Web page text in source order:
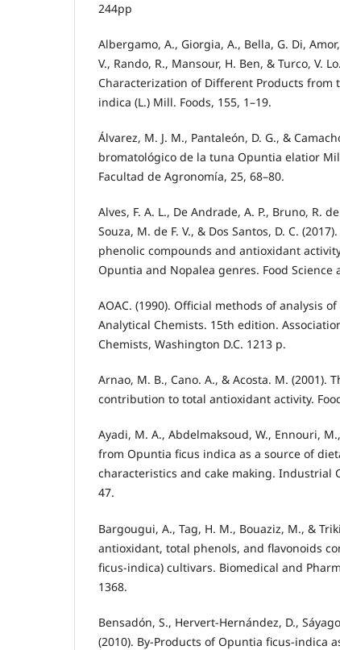
244pp
Albergamo, A., Giorgia, A., Bella, G. Di,
V., Rando, R., Mansour, H. Ben, & Turco, V.
Characterization of Different Products from
indica (L.) Mill. Foods, 155, 1–19.
Álvarez, M. J. M., Pantaleón, D. G., &
bromatológico de la tuna Opuntia elatior
Facultad de Agronomía, 25, 68–80.
Alves, F. A. L., De Andrade, A. P., Bruno, R.
Souza, M. de F. V., & Dos Santos, D. C.
phenolic compounds and antioxidant
Opuntia and Nopalea genres. Food Science
AOAC. (1990). Official methods of analysis
Analytical Chemists. 15th edition.
Chemists, Washington D.C. 1213 p.
Arnao, M. B., Cano. A., & Acosta. M.
contribution to total antioxidant activity.
Ayadi, M. A., Abdelmaksoud, W., Ennouri,
from Opuntia ficus indica as a source of
characteristics and cake making. Industrial
47.
Bargougui, A., Tag, H. M., Bouaziz, M., &
antioxidant, total phenols, and flavonoids
ficus-indica) cultivars. Biomedical and
1368.
Bensadón, S., Hervert-Hernández, D.,
(2010). By-Products of Opuntia ficus-indica